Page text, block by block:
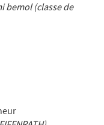
bemol (classe de